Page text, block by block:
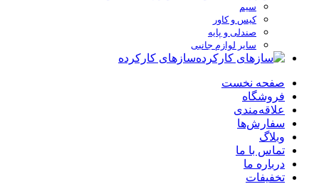
سیم
کیس و کاور
صندلی و پایه
سایر لوازم جانبی
سازهای کارکرده
صفحه نخست
فروشگاه
علاقه‌مندی
سفارش‌ها
وبلاگ
تماس با ما
درباره ما
تخفیفات